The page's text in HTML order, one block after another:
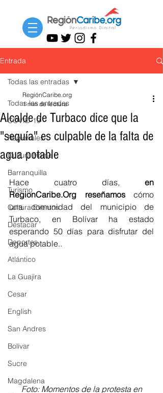
Entrada
Todas las entradas
COVID-19
Regionales
Cultura Home
Barranquilla
Turismo
Cultura Eventos
Destacar
Deportes
Atlántico
La Guajira
Cesar
English
San Andres
Bolívar
Sucre
Magdalena
Todas las entradas
Alcalde de Turbaco dice que la
"sequía" es culpable de la falta de
agua potable
RegiónCaribe.org
1 min de lectura
Hace cuatro días, en
RegionCaribe.Org reseñamos cómo
una comunidad del municipio de
Turbaco, en Bolívar ha estado
esperando 50 días para disfrutar del
agua potable..